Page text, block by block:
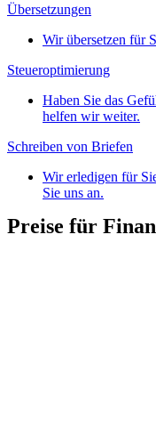
Übersetzungen
Wir übersetzen für
Steueroptimierung
Haben Sie das
helfen wir weiter.
Schreiben von Briefen
Wir erledigen für
Sie uns an.
Preise für